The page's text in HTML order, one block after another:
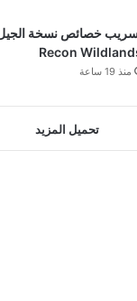
Recon
منذ 19 ساعة
تحميل المزيد